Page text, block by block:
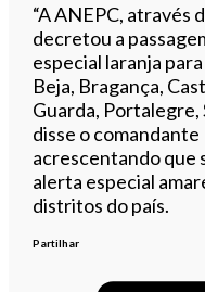
“A ANEPC, através
decretou a
especial laranja
Beja, Bragança,
Guarda, Portalegre,
disse o
acrescentando que
alerta especial
distritos do país.
Partilhar